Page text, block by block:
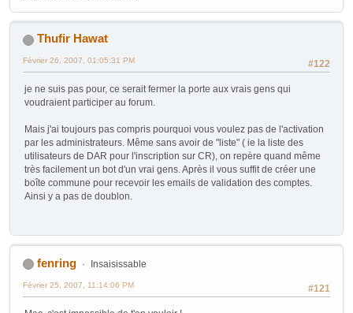
Thufir Hawat
#122
Février 26, 2007, 01:05:31 PM
je ne suis pas pour, ce serait fermer la porte aux vrais gens qui
voudraient participer au forum.
Mais j'ai toujours pas compris pourquoi vous voulez pas de l'activation
par les administrateurs. Même sans avoir de "liste" ( ie la liste des
utilisateurs de DAR pour l'inscription sur CR), on repère quand même
très facilement un bot d'un vrai gens. Après il vous suffit de créer une
boîte commune pour recevoir les emails de validation des comptes.
Ainsi y a pas de doublon.
fenring Insaisissable
#121
Février 25, 2007, 11:14:06 PM